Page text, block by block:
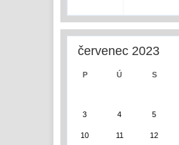
červenec 2023
P Ú S
3 4 5
10 11 12